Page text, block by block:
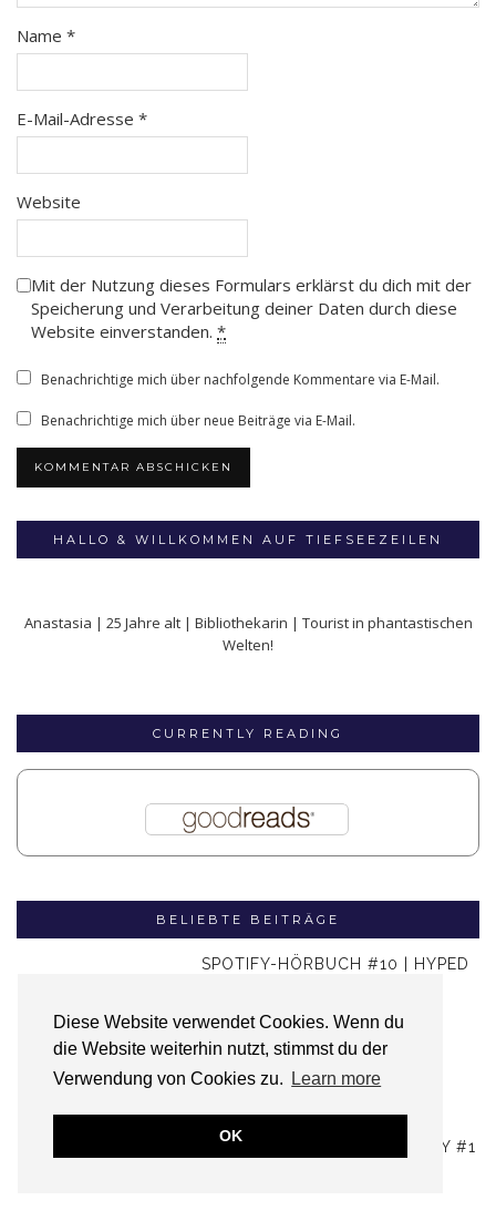
Diese Website verwendet Cookies. Wenn du
die Website weiterhin nutzt, stimmst du der
Verwendung von Cookies zu.
Learn more
OK
Name *
E-Mail-Adresse *
Website
Mit der Nutzung dieses Formulars erklärst du dich mit der
Speicherung und Verarbeitung deiner Daten durch diese
Website einverstanden. *
Benachrichtige mich über nachfolgende Kommentare via E-Mail.
Benachrichtige mich über neue Beiträge via E-Mail.
HALLO & WILLKOMMEN AUF TIEFSEEZEILEN
Anastasia | 25 Jahre alt | Bibliothekarin | Tourist in phantastischen
Welten!
CURRENTLY READING
BELIEBTE BEITRÄGE
SPOTIFY-HÖRBUCH #10 | HYPED
HÖRBUCH-TIPPS AUF SPOTIFY #1